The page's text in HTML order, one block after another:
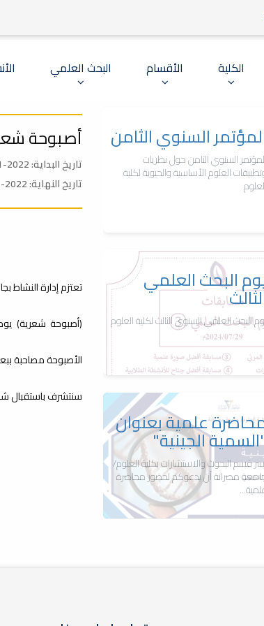
الكلية الأقسام البحث العلمي
السنوي الثامن
السنوي الثامن حول نظريات
العلوم الأساسية والحيوية لكلية
البحث العلمي
البحث العلمي السنوي الثالث لكلية العلوم
علمية بعنوان
الجينية"
قسم البحوث والاستشارات بكلية العلوم/
مصراتة أن يدعوكم لحضور محاضرة
وتطبيقات العلوم الأساسية والحيوية بكلية
أصبوحة
تاريخ البداية: 2022-11-30
تاريخ النهاية: 2022-11-30
تعتزم إدارة النشاط
الأصبوحة مصاحبة
سنتشرف باستقبال